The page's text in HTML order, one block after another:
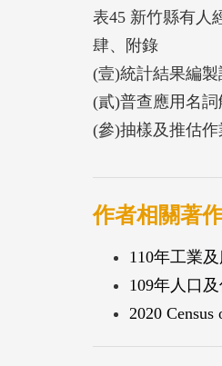
表45 新竹縣有人
肆、附錄
(壹)統計結果編製
(貳)普查應用名詞
(參)抽樣及推估
作者相關著
110年工業
109年人口
2020